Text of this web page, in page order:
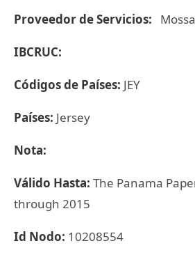
Proveedor de Servicios:
IBCRUC:
Códigos de Países: JEY
Países: Jersey
Nota:
Válido Hasta: The Panama
through 2015
Id Nodo: 10208554